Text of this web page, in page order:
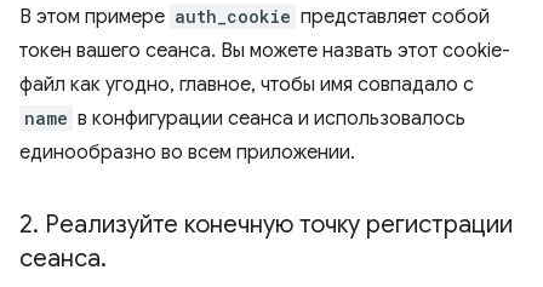
В этом примере auth_cookie представляет собой
токен вашего сеанса. Вы можете назвать этот cookie-
файл как угодно, главное, чтобы имя совпадало с
name в конфигурации сеанса и использовалось
единообразно во всем приложении.
2. Реализуйте конечную точку регистрации
сеанса.